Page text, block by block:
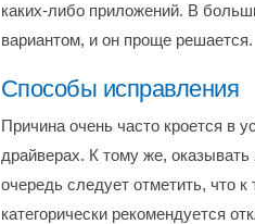
каких-либо приложений. В
вариантом, и он проще решается.
Способы исправления
Причина очень часто кроется в
драйверах. К тому же,
очередь следует отметить, что
категорически рекомендуется